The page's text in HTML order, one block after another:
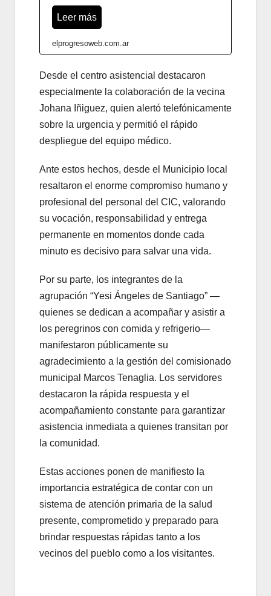
Leer más
elprogresoweb.com.ar
Desde el centro asistencial destacaron
especialmente la colaboración de la vecina
Johana Iñiguez, quien alertó telefónicamente
sobre la urgencia y permitió el rápido
despliegue del equipo médico.
Ante estos hechos, desde el Municipio local
resaltaron el enorme compromiso humano y
profesional del personal del CIC, valorando
su vocación, responsabilidad y entrega
permanente en momentos donde cada
minuto es decisivo para salvar una vida.
Por su parte, los integrantes de la
agrupación “Yesi Ángeles de Santiago” —
quienes se dedican a acompañar y asistir a
los peregrinos con comida y refrigerio—
manifestaron públicamente su
agradecimiento a la gestión del comisionado
municipal Marcos Tenaglia. Los servidores
destacaron la rápida respuesta y el
acompañamiento constante para garantizar
asistencia inmediata a quienes transitan por
la comunidad.
Estas acciones ponen de manifiesto la
importancia estratégica de contar con un
sistema de atención primaria de la salud
presente, comprometido y preparado para
brindar respuestas rápidas tanto a los
vecinos del pueblo como a los visitantes.